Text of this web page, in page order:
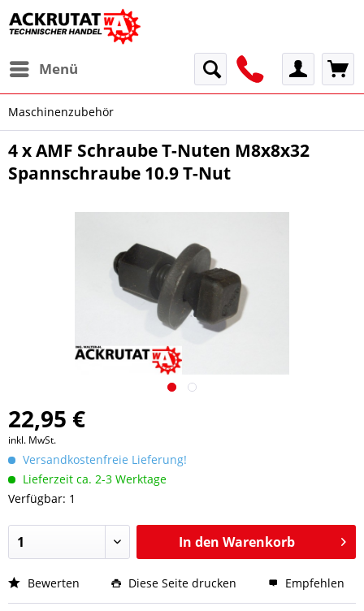
Menü
Maschinenzubehör
4 x AMF Schraube T-Nuten M8x8x32
Spannschraube 10.9 T-Nut
22,95 €
inkl. MwSt.
Versandkostenfreie Lieferung!
Lieferzeit ca. 2-3 Werktage
Verfügbar: 1
In den Warenkorb
Bewerten Diese Seite drucken Empfehlen